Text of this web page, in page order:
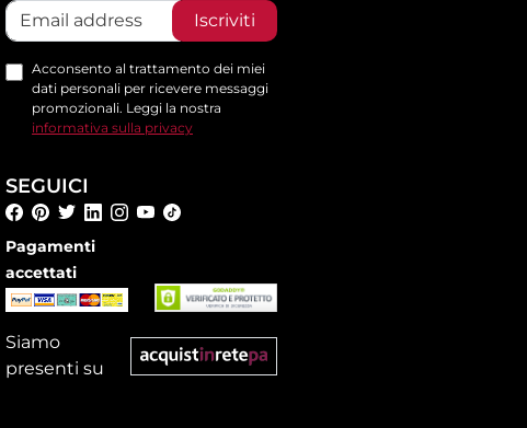
Iscriviti
Acconsento al trattamento dei miei
dati personali per ricevere messaggi
promozionali. Leggi la nostra
informativa sulla privacy
SEGUICI
Pagamenti
accettati
Siamo
presenti su